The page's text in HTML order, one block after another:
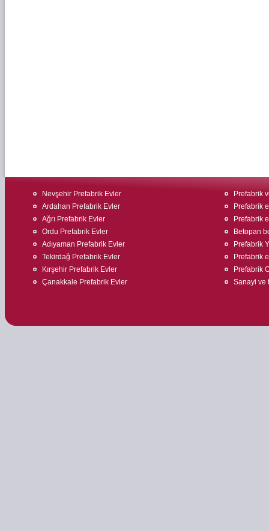
Nevşehir Prefabrik Evler
Ardahan Prefabrik Evler
Ağrı Prefabrik Evler
Ordu Prefabrik Evler
Adıyaman Prefabrik Evler
Tekirdağ Prefabrik Evler
Kırşehir Prefabrik Evler
Çanakkale Prefabrik Evler
Prefabrik
Prefabrik
Prefabrik
Betopan
Prefabrik
Prefabrik
Prefabrik
Sanayi ve